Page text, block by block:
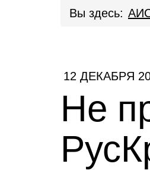
Вы здесь:
12 ДЕКАБРЯ
Не